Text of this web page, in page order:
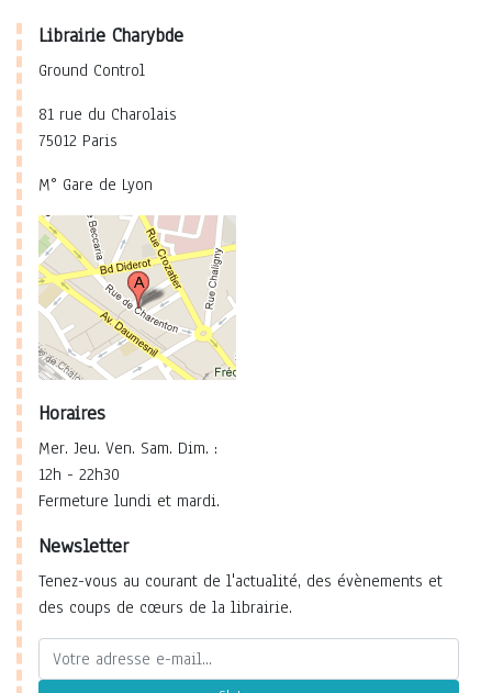
Librairie Charybde
Ground Control
81 rue du Charolais
75012 Paris
M° Gare de Lyon
Horaires
Mer. Jeu. Ven. Sam. Dim. :
12h - 22h30
Fermeture lundi et mardi.
Newsletter
Tenez-vous au courant de l'actualité, des évènements et
des coups de cœurs de la librairie.